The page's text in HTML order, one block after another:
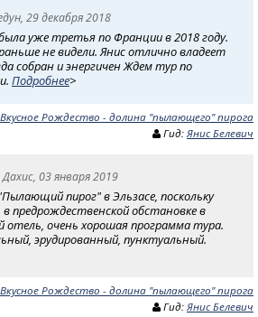
29 декабря 2018
уже третья по Франции в 2018 году.
не видели. Янис отлично владеет
собран и энергичен Ждем тур по
Подробнее>
Вкусное Рождество - долина "пылающего" пирога
Гид: Янис Белевич
03 января 2019
пирог" в Эльзасе, поскольку
предрождественской обстановке в
отель, очень хорошая программа тура.
эрудированный, пунктуальный.
Вкусное Рождество - долина "пылающего" пирога
Гид: Янис Белевич